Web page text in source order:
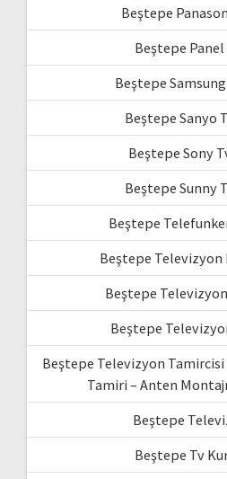
Beştepe
Beştepe
Beştepe
Beştepe Sanyo
Beştepe Sony
Beştepe Sunny
Beştepe
Beştepe Televizyon
Beştepe
Beştepe
Beştepe Televizyon Tamircisi
Tamiri – Anten
Beştepe
Beştepe Tv